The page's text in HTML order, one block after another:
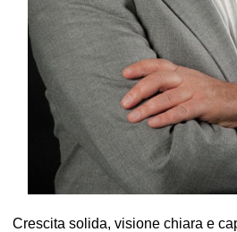
Crescita solida, visione chiara e